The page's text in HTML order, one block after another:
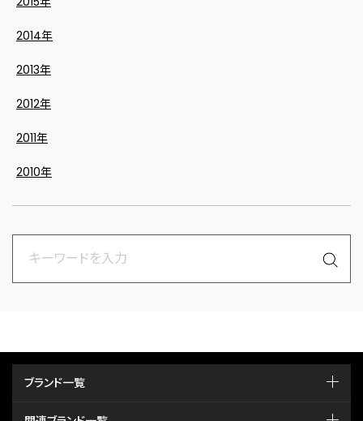
2014年
2013年
2012年
2011年
2010年
ブランド一覧